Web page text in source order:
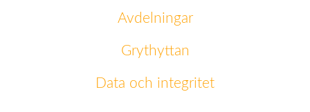
Avdelningar
Grythyttan
Data och integritet